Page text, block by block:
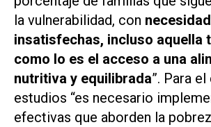
la vulnerabilidad, con
insatisfechas, incluso aquella
como lo es el acceso a una
nutritiva y equilibrada”. Para
estudios “es necesario
efectivas que aborden la